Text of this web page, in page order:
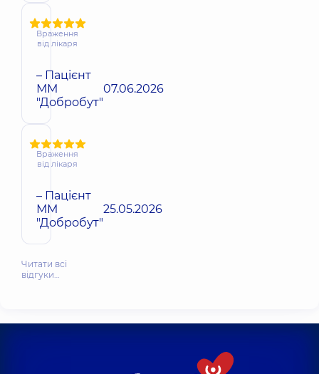
Враження
від лікаря
– Пацієнт
ММ
"Добробут"
07.06.2026
Враження
від лікаря
– Пацієнт
ММ
"Добробут"
25.05.2026
Читати всі
відгуки…